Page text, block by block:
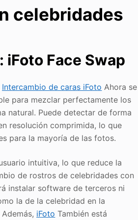
celebridades
Face Swap
Intercambio de caras iFoto Ahora se
para mezclar perfectamente los
natural. Puede detectar de forma
resolución comprimida, lo que
para la mayoría de las fotos.
intuitiva, lo que reduce la
de rostros de celebridades con
instalar software de terceros ni
la de la celebridad en la
iFoto También está